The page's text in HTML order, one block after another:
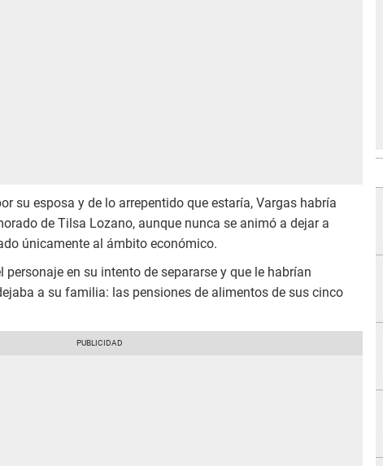
su esposa y de lo arrepentido que estaría, Vargas habría
de Tilsa Lozano, aunque nunca se animó a dejar a
únicamente al ámbito económico.
personaje en su intento de separarse y que le habrían
a su familia: las pensiones de alimentos de sus cinco